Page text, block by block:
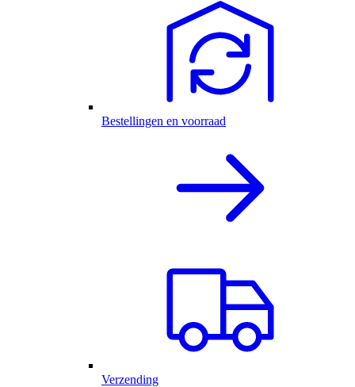
Bestellingen en voorraad
Verzending